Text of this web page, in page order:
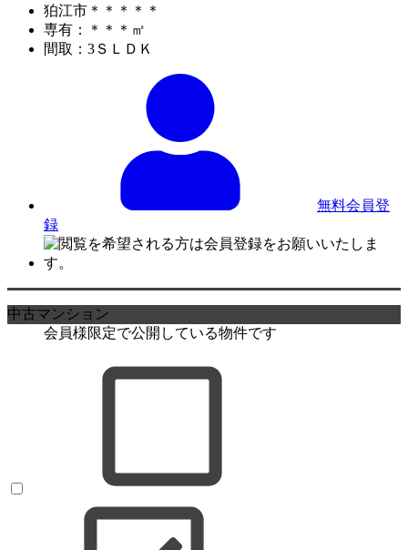
狛江市＊＊＊＊＊
専有：＊＊＊㎡
間取：3ＳＬＤＫ
無料会員登
録
中古マンション
会員様限定で公開している物件です